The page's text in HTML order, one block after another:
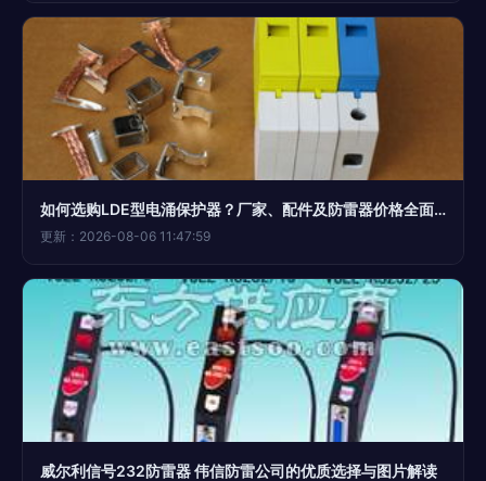
如何选购LDE型电涌保护器？厂家、配件及防雷器价格全面解析
更新：2026-08-06 11:47:59
威尔利信号232防雷器 伟信防雷公司的优质选择与图片解读